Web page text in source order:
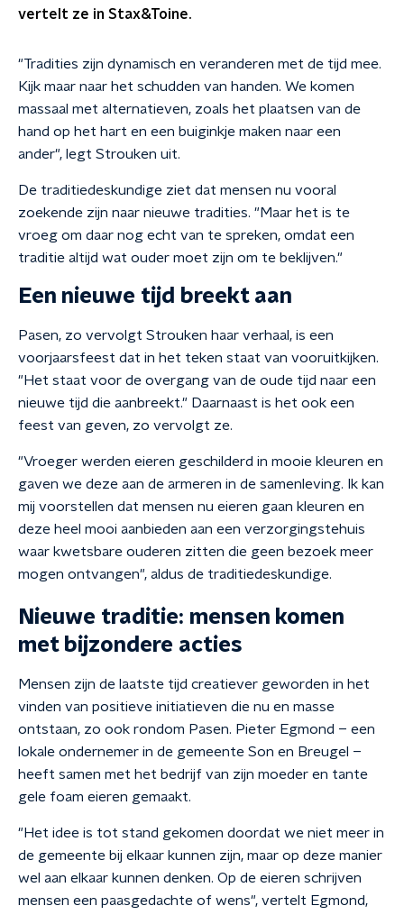
vertelt ze in Stax&Toine.
"Tradities zijn dynamisch en veranderen met de tijd mee.
Kijk maar naar het schudden van handen. We komen
massaal met alternatieven, zoals het plaatsen van de
hand op het hart en een buiginkje maken naar een
ander", legt Strouken uit.
De traditiedeskundige ziet dat mensen nu vooral
zoekende zijn naar nieuwe tradities. "Maar het is te
vroeg om daar nog echt van te spreken, omdat een
traditie altijd wat ouder moet zijn om te beklijven."
Een nieuwe tijd breekt aan
Pasen, zo vervolgt Strouken haar verhaal, is een
voorjaarsfeest dat in het teken staat van vooruitkijken.
"Het staat voor de overgang van de oude tijd naar een
nieuwe tijd die aanbreekt." Daarnaast is het ook een
feest van geven, zo vervolgt ze.
"Vroeger werden eieren geschilderd in mooie kleuren en
gaven we deze aan de armeren in de samenleving. Ik kan
mij voorstellen dat mensen nu eieren gaan kleuren en
deze heel mooi aanbieden aan een verzorgingstehuis
waar kwetsbare ouderen zitten die geen bezoek meer
mogen ontvangen", aldus de traditiedeskundige.
Nieuwe traditie: mensen komen
met bijzondere acties
Mensen zijn de laatste tijd creatiever geworden in het
vinden van positieve initiatieven die nu en masse
ontstaan, zo ook rondom Pasen. Pieter Egmond – een
lokale ondernemer in de gemeente Son en Breugel –
heeft samen met het bedrijf van zijn moeder en tante
gele foam eieren gemaakt.
"Het idee is tot stand gekomen doordat we niet meer in
de gemeente bij elkaar kunnen zijn, maar op deze manier
wel aan elkaar kunnen denken. Op de eieren schrijven
mensen een paasgedachte of wens", vertelt Egmond,